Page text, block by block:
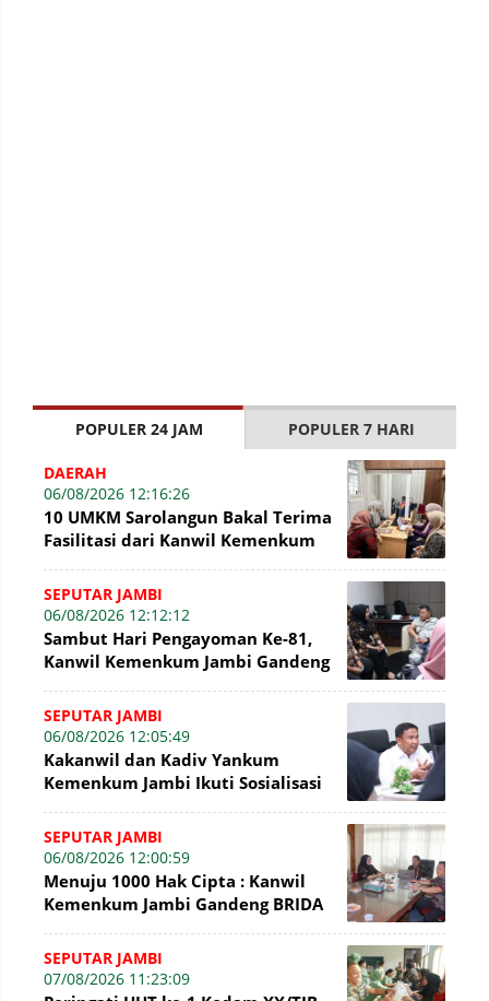
POPULER 24 JAM POPULER 7 HARI
DAERAH
06/08/2026 12:16:26
10 UMKM Sarolangun Bakal Terima
Fasilitasi dari Kanwil Kemenkum
SEPUTAR JAMBI
06/08/2026 12:12:12
Sambut Hari Pengayoman Ke-81,
Kanwil Kemenkum Jambi Gandeng
Gratis
SEPUTAR JAMBI
06/08/2026 12:05:49
Kakanwil dan Kadiv Yankum
Kemenkum Jambi Ikuti Sosialisasi
Secara Admin
SEPUTAR JAMBI
06/08/2026 12:00:59
Menuju 1000 Hak Cipta : Kanwil
Kemenkum Jambi Gandeng BRIDA
SEPUTAR JAMBI
07/08/2026 11:23:09